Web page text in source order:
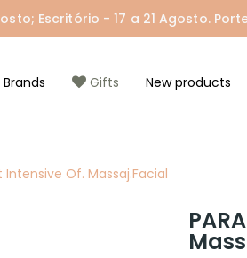
Escritório - 17 a 21 Agosto.
Brands Gifts New products
Intensive Of. Massaj.Facial